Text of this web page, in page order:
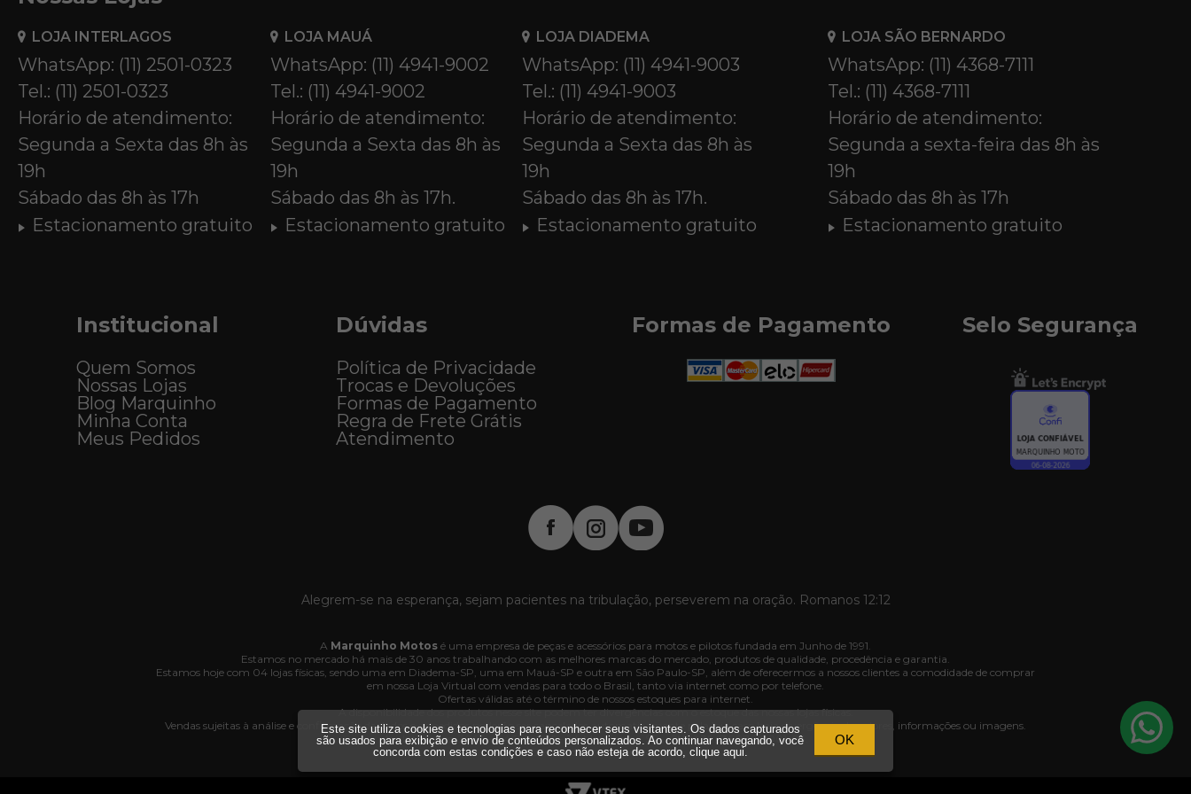
LOJA INTERLAGOS
WhatsApp: (11) 2501-0323
Tel.: (11) 2501-0323
Horário de atendimento:
Segunda a Sexta das 8h às
19h
Sábado das 8h às 17h
Estacionamento gratuito
LOJA MAUÁ
WhatsApp: (11) 4941-9002
Tel.: (11) 4941-9002
Horário de atendimento:
Segunda a Sexta das 8h às
19h
Sábado das 8h às 17h.
Estacionamento gratuito
LOJA DIADEMA
WhatsApp: (11) 4941-9003
Tel.: (11) 4941-9003
Horário de atendimento:
Segunda a Sexta das 8h às
19h
Sábado das 8h às 17h.
Estacionamento gratuito
LOJA SÃO BERNARDO
WhatsApp: (11) 4368-7111
Tel.: (11) 4368-7111
Horário de atendimento:
Segunda a sexta-feira das 8h às
19h
Sábado das 8h às 17h
Estacionamento gratuito
Institucional
Quem Somos
Nossas Lojas
Blog Marquinho
Minha Conta
Meus Pedidos
Dúvidas
Política de Privacidade
Trocas e Devoluções
Formas de Pagamento
Regra de Frete Grátis
Atendimento
Formas de Pagamento Selo Segurança
Alegrem-se na esperança, sejam pacientes na tribulação, perseverem na oração. Romanos 12:12
A Marquinho Motos é uma empresa de peças e acessórios para motos e pilotos fundada em Junho de 1991.
Estamos no mercado há mais de 30 anos trabalhando com as melhores marcas do mercado, produtos de qualidade, procedência e garantia.
Estamos hoje com 04 lojas físicas, sendo uma em Diadema-SP, uma em Mauá-SP e outra em São Paulo-SP, além de oferecermos a nossos clientes a comodidade de comprar
em nossa Loja Virtual com vendas para todo o Brasil, tanto via internet como por telefone.
Ofertas válidas até o término de nossos estoques para internet.
A disponibilidade dos produtos nesse site podem ter divergências com o estoque das nossas lojas físicas.
Vendas sujeitas à análise e confirmação de dados e os pedidos poderão ser cancelados automaticamente pela loja caso haja divergência de valores, informações ou imagens.
Av. Interlagos, 3064 - 04660-005 - Jd. Marajoara - SP - CNPJ 35.636.876/0001-03.
Todos os direitos reservados.
Este site utiliza cookies e tecnologias para reconhecer seus visitantes. Os dados capturados
são usados para exibição e envio de conteúdos personalizados. Ao continuar navegando, você
concorda com estas condições e caso não esteja de acordo, clique aqui.
OK